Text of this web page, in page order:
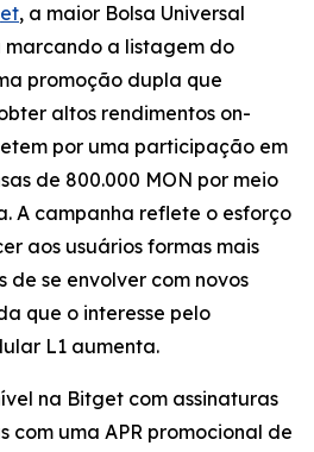
, a maior Bolsa Universal
marcando a listagem do
promoção dupla que
altos rendimentos on-
por uma participação em
de 800.000 MON por meio
A campanha reflete o esforço
aos usuários formas mais
de se envolver com novos
que o interesse pelo
L1 aumenta.
na Bitget com assinaturas
com uma APR promocional de